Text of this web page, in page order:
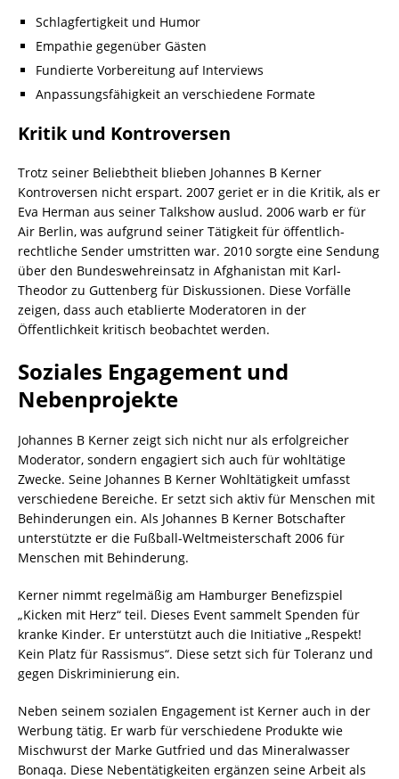
Schlagfertigkeit und Humor
Empathie gegenüber Gästen
Fundierte Vorbereitung auf Interviews
Anpassungsfähigkeit an verschiedene Formate
Kritik und Kontroversen
Trotz seiner Beliebtheit blieben Johannes B Kerner
Kontroversen nicht erspart. 2007 geriet er in die Kritik, als er
Eva Herman aus seiner Talkshow auslud. 2006 warb er für
Air Berlin, was aufgrund seiner Tätigkeit für öffentlich-
rechtliche Sender umstritten war. 2010 sorgte eine Sendung
über den Bundeswehreinsatz in Afghanistan mit Karl-
Theodor zu Guttenberg für Diskussionen. Diese Vorfälle
zeigen, dass auch etablierte Moderatoren in der
Öffentlichkeit kritisch beobachtet werden.
Soziales Engagement und
Nebenprojekte
Johannes B Kerner zeigt sich nicht nur als erfolgreicher
Moderator, sondern engagiert sich auch für wohltätige
Zwecke. Seine Johannes B Kerner Wohltätigkeit umfasst
verschiedene Bereiche. Er setzt sich aktiv für Menschen mit
Behinderungen ein. Als Johannes B Kerner Botschafter
unterstützte er die Fußball-Weltmeisterschaft 2006 für
Menschen mit Behinderung.
Kerner nimmt regelmäßig am Hamburger Benefizspiel
„Kicken mit Herz“ teil. Dieses Event sammelt Spenden für
kranke Kinder. Er unterstützt auch die Initiative „Respekt!
Kein Platz für Rassismus“. Diese setzt sich für Toleranz und
gegen Diskriminierung ein.
Neben seinem sozialen Engagement ist Kerner auch in der
Werbung tätig. Er warb für verschiedene Produkte wie
Mischwurst der Marke Gutfried und das Mineralwasser
Bonaqa. Diese Nebentätigkeiten ergänzen seine Arbeit als